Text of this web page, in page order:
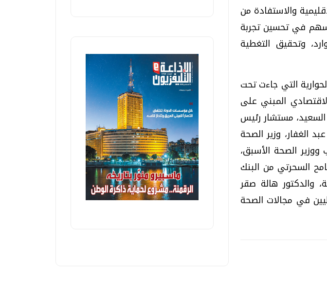
والاستفادة من
في تحسين تجربة
وتحقيق التغطية
التي جاءت تحت
المبني على
السعيد، مستشار رئيس
الغفار، وزير الصحة
الصحة الأسبق،
السحرتي من البنك
الدولي، والدكتورة هبة نصار، رئيس الجمعية العربية لاقتصاديات الصحة، ‎والدكتور هالة صقر
في مجالات الصحة